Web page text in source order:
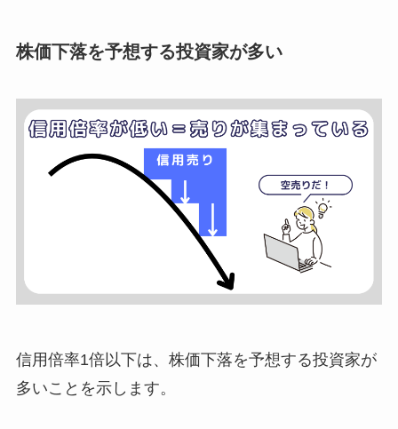
株価下落を予想する投資家が多い
信用倍率1倍以下は、株価下落を予想する投資家が
多いことを示します。